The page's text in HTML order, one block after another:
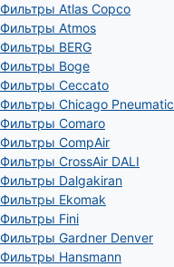
Фильтры Atlas Copco
Фильтры Atmos
Фильтры BERG
Фильтры Boge
Фильтры Ceccato
Фильтры Chicago Pneumatic
Фильтры Comaro
Фильтры CompAir
Фильтры CrossAir DALI
Фильтры Dalgakiran
Фильтры Ekomak
Фильтры Fini
Фильтры Gardner Denver
Фильтры Hansmann